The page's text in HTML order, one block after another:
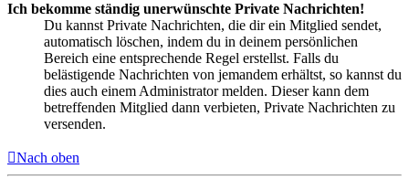
Ich bekomme ständig unerwünschte Private Nachrichten!
Du kannst Private Nachrichten, die dir ein Mitglied sendet,
automatisch löschen, indem du in deinem persönlichen
Bereich eine entsprechende Regel erstellst. Falls du
belästigende Nachrichten von jemandem erhältst, so kannst du
dies auch einem Administrator melden. Dieser kann dem
betreffenden Mitglied dann verbieten, Private Nachrichten zu
versenden.
Nach oben